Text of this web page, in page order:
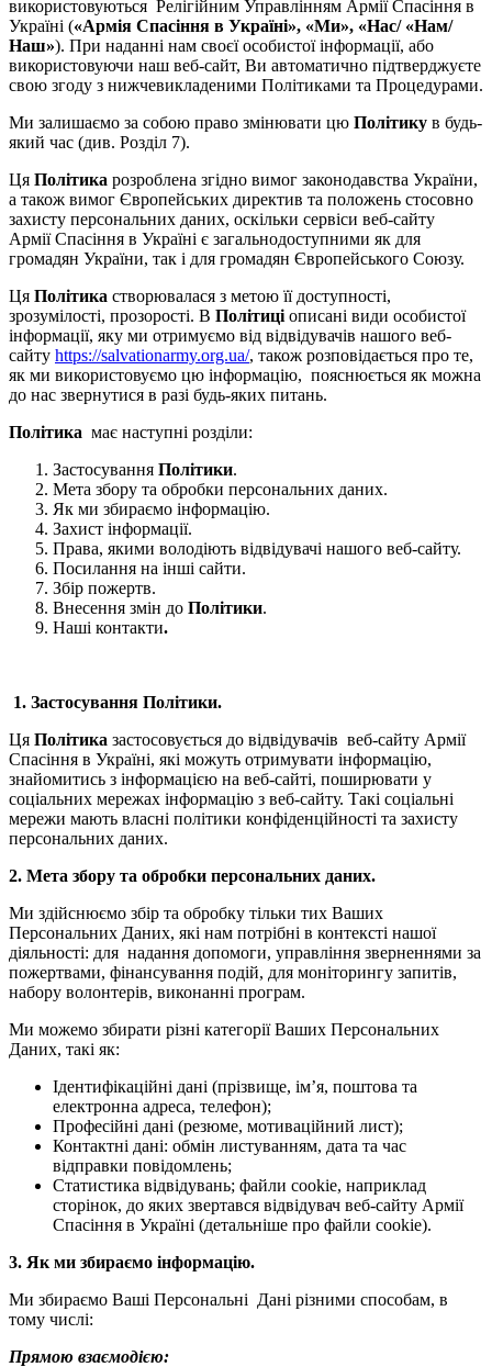
використовуються Релігійним Управлінням Армії Спасіння в
Україні («Армія Спасіння в Україні», «Ми», «Нас/ «Нам/
Наш»). При наданні нам своєї особистої інформації, або
використовуючи наш веб-сайт, Ви автоматично підтверджуєте
свою згоду з нижчевикладеними Політиками та Процедурами.
Ми залишаємо за собою право змінювати цю Політику в будь-
який час (див. Розділ 7).
Ця Політика розроблена згідно вимог законодавства України,
а також вимог Європейських директив та положень стосовно
захисту персональних даних, оскільки сервіси веб-сайту
Армії Спасіння в Україні є загальнодоступними як для
громадян України, так і для громадян Європейського Союзу.
Ця Політика створювалася з метою її доступності,
зрозумілості, прозорості. В Політиці описані види особистої
інформації, яку ми отримуємо від відвідувачів нашого веб-
сайту https://salvationarmy.org.ua/, також розповідається про те,
як ми використовуємо цю інформацію, пояснюється як можна
до нас звернутися в разі будь-яких питань.
Політика має наступні розділи:
Застосування Політики.
Мета збору та обробки персональних даних.
Як ми збираємо інформацію.
Захист інформації.
Права, якими володіють відвідувачі нашого веб-сайту.
Посилання на інші сайти.
Збір пожертв.
Внесення змін до Політики.
Наші контакти.
1. Застосування Політики.
Ця Політика застосовується до відвідувачів веб-сайту Армії
Спасіння в Україні, які можуть отримувати інформацію,
знайомитись з інформацією на веб-сайті, поширювати у
соціальних мережах інформацію з веб-сайту. Такі соціальні
мережи мають власні політики конфіденційності та захисту
персональних даних.
2. Мета збору та обробки персональних даних.
Ми здійснюємо збір та обробку тільки тих Ваших
Персональних Даних, які нам потрібні в контексті нашої
діяльності: для надання допомоги, управління зверненнями за
пожертвами, фінансування подій, для моніторингу запитів,
набору волонтерів, виконанні програм.
Ми можемо збирати різні категорії Ваших Персональних
Даних, такі як:
Ідентифікаційні дані (прізвище, ім’я, поштова та
електронна адреса, телефон);
Професійні дані (резюме, мотиваційний лист);
Контактні дані: обмін листуванням, дата та час
відправки повідомлень;
Статистика відвідувань; файли cookie, наприклад
сторінок, до яких звертався відвідувач веб-сайту Армії
Спасіння в Україні (детальніше про файли cookiе).
3. Як ми збираємо інформацію.
Ми збираємо Ваші Персональні Дані різними способам, в
тому числі:
Прямою взаємодією: